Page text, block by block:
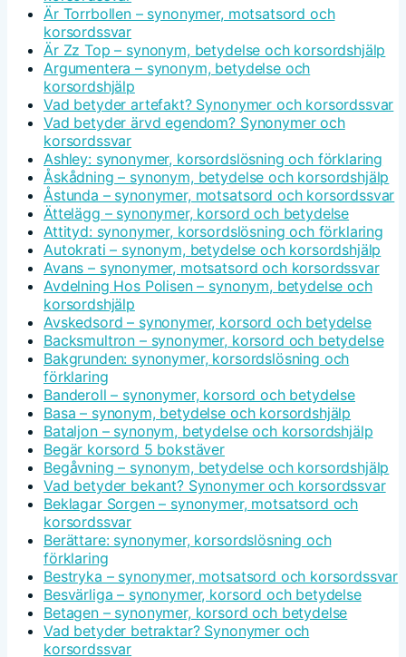
Är Torrbollen – synonymer, motsatsord och
korsordssvar
Är Zz Top – synonym, betydelse och korsordshjälp
Argumentera – synonym, betydelse och
korsordshjälp
Vad betyder artefakt? Synonymer och korsordssvar
Vad betyder ärvd egendom? Synonymer och
korsordssvar
Ashley: synonymer, korsordslösning och förklaring
Åskådning – synonym, betydelse och korsordshjälp
Åstunda – synonymer, motsatsord och korsordssvar
Ättelägg – synonymer, korsord och betydelse
Attityd: synonymer, korsordslösning och förklaring
Autokrati – synonym, betydelse och korsordshjälp
Avans – synonymer, motsatsord och korsordssvar
Avdelning Hos Polisen – synonym, betydelse och
korsordshjälp
Avskedsord – synonymer, korsord och betydelse
Backsmultron – synonymer, korsord och betydelse
Bakgrunden: synonymer, korsordslösning och
förklaring
Banderoll – synonymer, korsord och betydelse
Basa – synonym, betydelse och korsordshjälp
Bataljon – synonym, betydelse och korsordshjälp
Begär korsord 5 bokstäver
Begåvning – synonym, betydelse och korsordshjälp
Vad betyder bekant? Synonymer och korsordssvar
Beklagar Sorgen – synonymer, motsatsord och
korsordssvar
Berättare: synonymer, korsordslösning och
förklaring
Bestryka – synonymer, motsatsord och korsordssvar
Besvärliga – synonymer, korsord och betydelse
Betagen – synonymer, korsord och betydelse
Vad betyder betraktar? Synonymer och
korsordssvar